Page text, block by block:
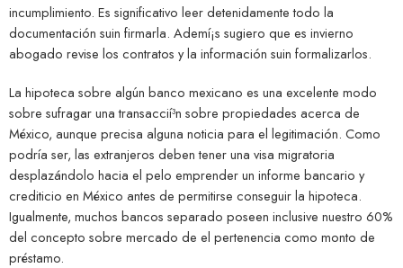
incumplimiento. Es significativo leer detenidamente todo la
documentación suin firmarla. Ademí¡s sugiero que es invierno
abogado revise los contratos y la información suin formalizarlos.
La hipoteca sobre algún banco mexicano es una excelente modo
sobre sufragar una transaccií³n sobre propiedades acerca de
México, aunque precisa alguna noticia para el legitimación. Como
podrí­a ser, las extranjeros deben tener una visa migratoria
desplazándolo hacia el pelo emprender un informe bancario y
crediticio en México antes de permitirse conseguir la hipoteca.
Igualmente, muchos bancos separado poseen inclusive nuestro 60%
del concepto sobre mercado de el pertenencia como monto de
préstamo.